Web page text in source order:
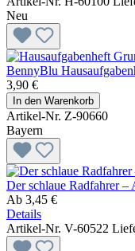
Neu
BennyBlu
3,90 €
In den Warenkorb
Artikel-Nr. Z-90660
Bayern
Der schlaue Radfahrer
Ab 3,45 €
Details
Artikel-Nr. V-60522